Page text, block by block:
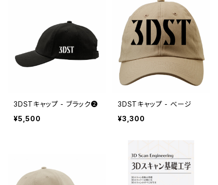
3DSTキャップ - ブラック❷
¥5,500
3DSTキャップ - べージ
¥3,300